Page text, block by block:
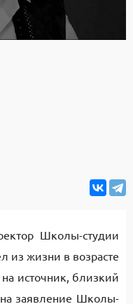
Школы-студии
из жизни в возрасте
источник, близкий
заявление Школы-